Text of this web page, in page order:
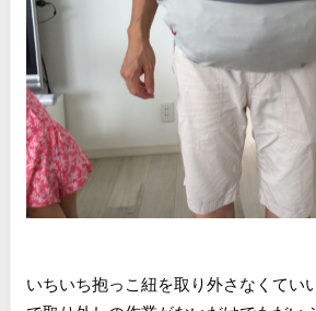
いちいち抱っこ紐を取り外さなくてい